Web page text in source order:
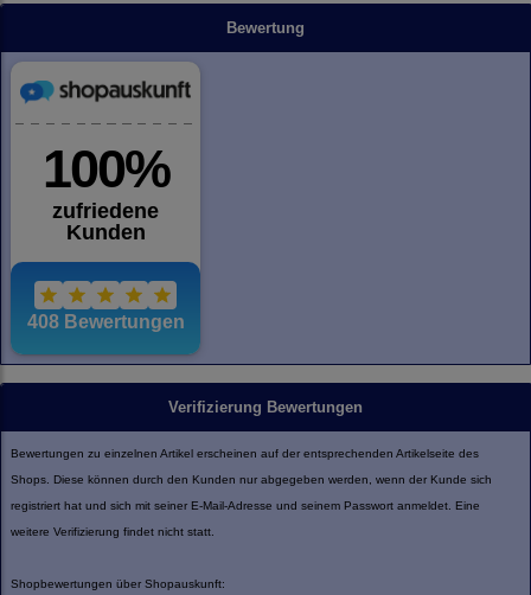
Bewertung
Verifizierung Bewertungen
Bewertungen zu einzelnen Artikel erscheinen auf der entsprechenden Artikelseite des
Shops. Diese können durch den Kunden nur abgegeben werden, wenn der Kunde sich
registriert hat und sich mit seiner E-Mail-Adresse und seinem Passwort anmeldet. Eine
weitere Verifizierung findet nicht statt.
Shopbewertungen über Shopauskunft: